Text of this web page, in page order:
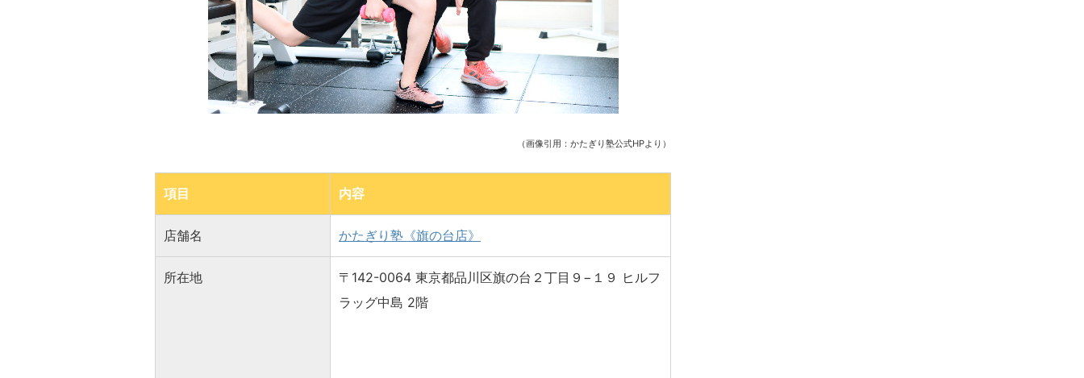
（画像引用：かたぎり塾公式HPより）
項目 内容
店舗名 かたぎり塾《旗の台店》
所在地
〒142-0064 東京都品川区旗の台２丁目９−１９ ヒルフ
ラッグ中島 2階